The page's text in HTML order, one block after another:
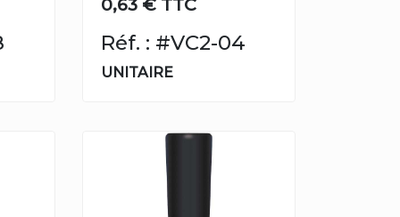
0,63 € TTC
Réf. : #VC2-04
UNITAIRE